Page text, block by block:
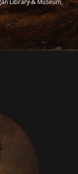
Library & Museum,